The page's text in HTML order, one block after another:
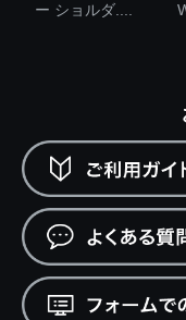
ー ショルダ....